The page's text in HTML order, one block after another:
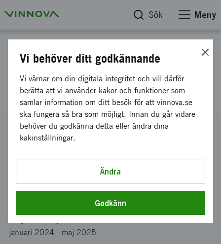
Sök Meny
Verifering för tillväxt 2024 SU
Holding
Diarienummer
2023-03966
Koordinator
Stockholms Universitet Holding AB
Bidrag från Vinnova
januari 2024 - maj 2025
Vi behöver ditt godkännande
Vi värnar om din digitala integritet och vill därför
berätta att vi använder kakor och funktioner som
samlar information om ditt besök för att vinnova.se
ska fungera så bra som möjligt. Innan du går vidare
behöver du godkänna detta eller ändra dina
kakinställningar.
Ändra
Godkänn